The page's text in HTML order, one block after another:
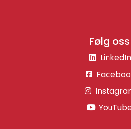
Følg oss
LinkedIn